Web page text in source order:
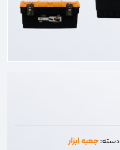
دسته:جعبه ابزار